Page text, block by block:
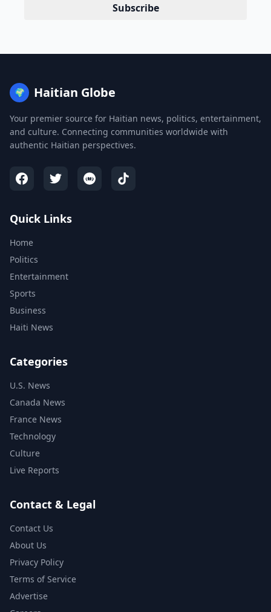
Subscribe
🌍 Haitian Globe
Your premier source for Haitian news, politics, entertainment,
and culture. Connecting communities worldwide with
authentic Haitian perspectives.
Quick Links
Home
Politics
Entertainment
Sports
Business
Haiti News
Categories
U.S. News
Canada News
France News
Technology
Culture
Live Reports
Contact & Legal
Contact Us
About Us
Privacy Policy
Terms of Service
Advertise